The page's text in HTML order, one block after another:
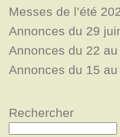
Messes de l’été
Annonces du 29
Annonces du 22
Annonces du 15
Rechercher